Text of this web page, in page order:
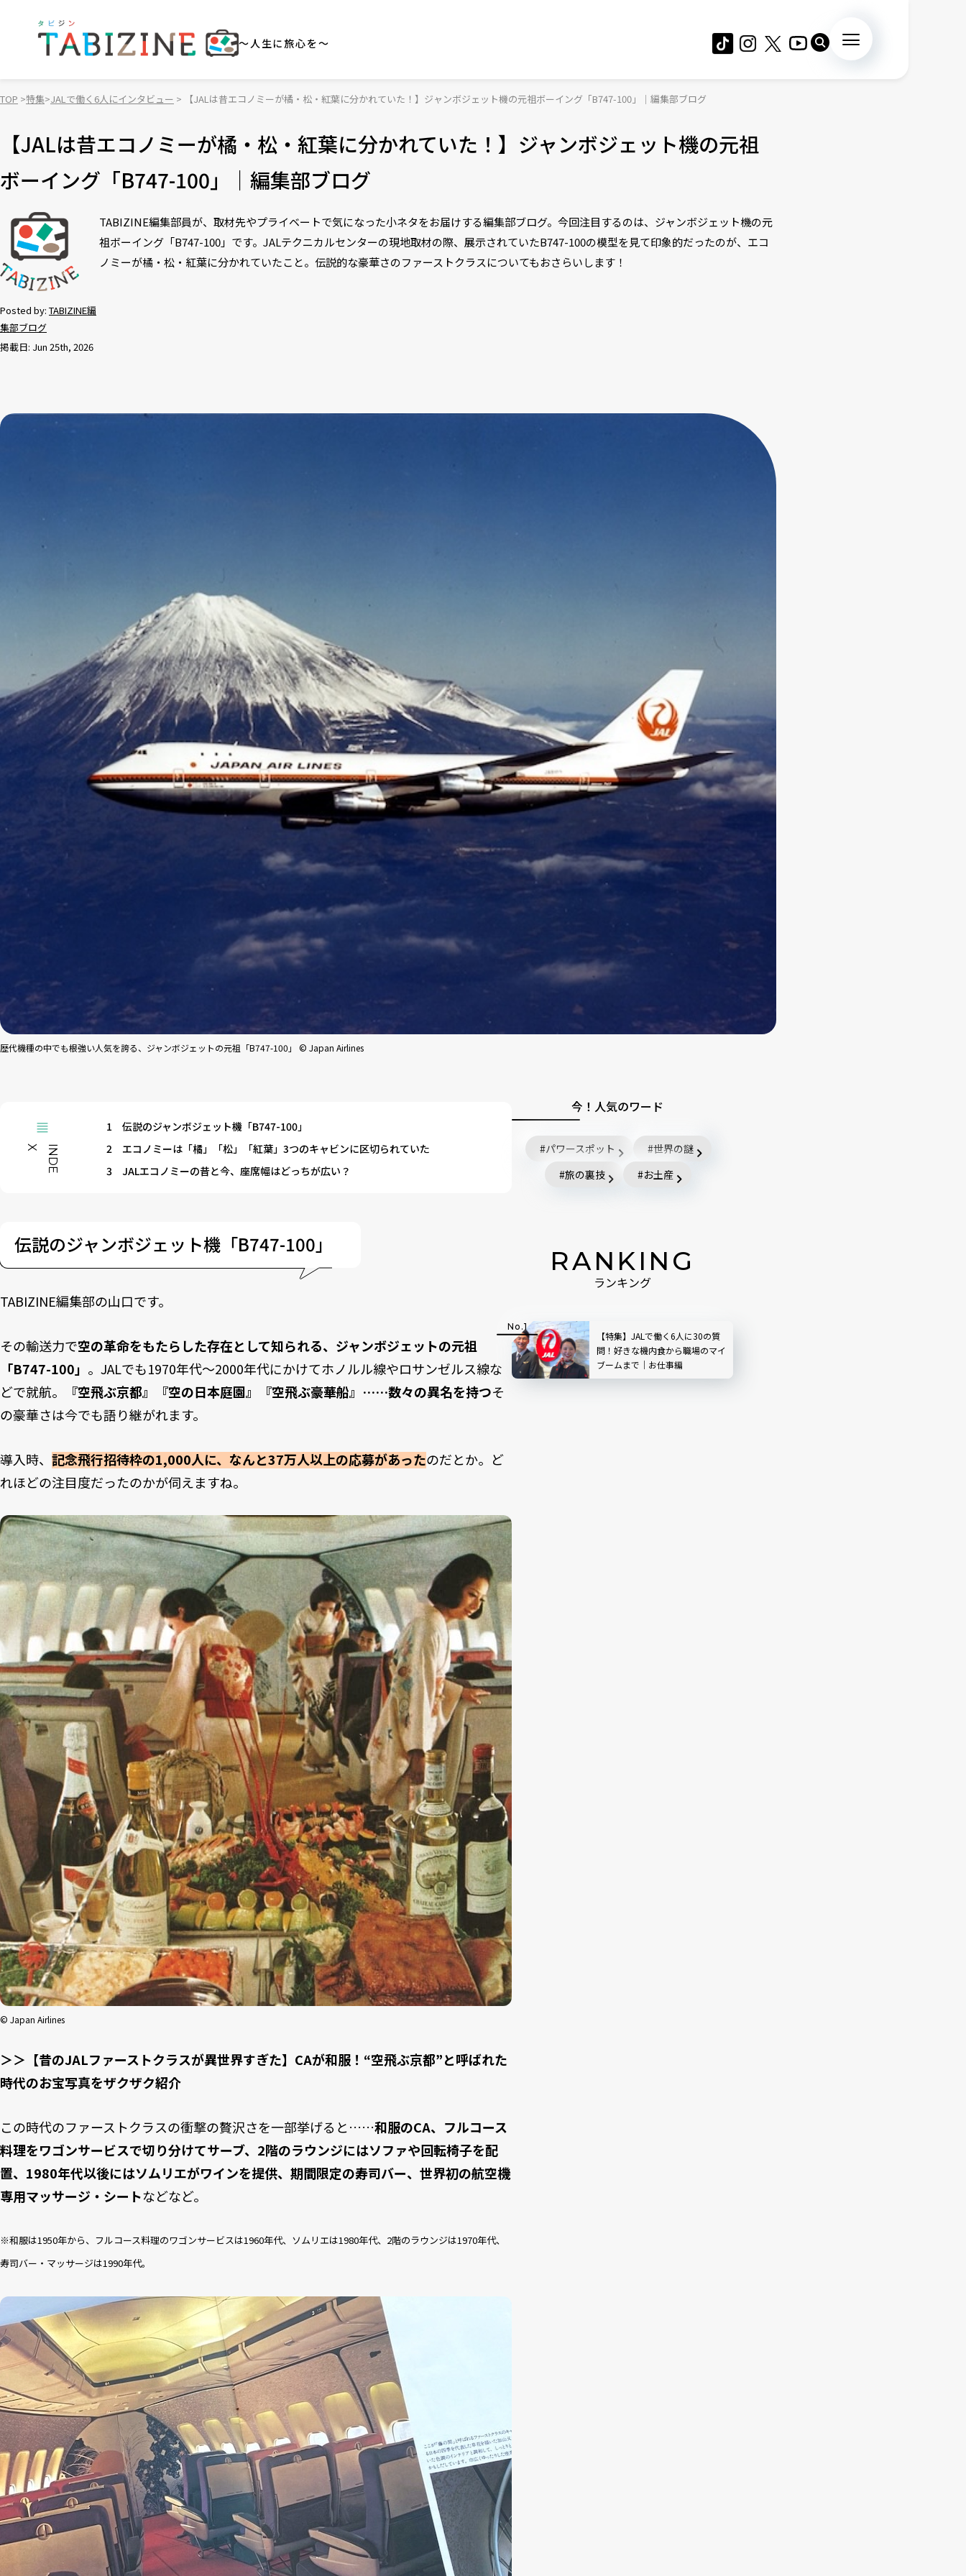
～人生に旅心を～
TOP 特集 JALで働く6人にインタビュー 【JALは昔エコノミーが橘・松・紅葉に分かれていた！】ジャンボジェット機の元祖ボーイング「B747-100」｜編集部ブログ
【JALは昔エコノミーが橘・松・紅葉に分かれていた！】ジャンボジェット機の元祖
ボーイング「B747-100」｜編集部ブログ
Posted by: TABIZINE編
集部ブログ
掲載日: Jun 25th, 2026
TABIZINE編集部員が、取材先やプライベートで気になった小ネタをお届けする編集部ブログ。今回注目するのは、ジャンボジェット機の元
祖ボーイング「B747-100」です。JALテクニカルセンターの現地取材の際、展示されていたB747-100の模型を見て印象的だったのが、エコ
ノミーが橘・松・紅葉に分かれていたこと。伝説的な豪華さのファーストクラスについてもおさらいします！
歴代機種の中でも根強い人気を誇る、ジャンボジェットの元祖「B747-100」 © Japan Airlines
I
N
D
E
X
1
伝説のジャンボジェット機「B747-100」
2
エコノミーは「橘」「松」「紅葉」3つのキャビンに区切られていた
3
JALエコノミーの昔と今、座席幅はどっちが広い？
伝説のジャンボジェット機「B747-100」
TABIZINE編集部の山口です。
その輸送力で空の革命をもたらした存在として知られる、ジャンボジェットの元祖
「B747-100」 。JALでも1970年代〜2000年代にかけてホノルル線やロサンゼルス線な
どで就航。
『空飛ぶ京都』『空の日本庭園』『空飛ぶ豪華船』……数々の異名を持つそ
の豪華さは今でも語り継がれます。
導入時、 記念飛行招待枠の1,000人に、なんと37万人以上の応募があったのだとか。ど
れほどの注目度だったのかが伺えますね。
© Japan Airlines
＞＞【昔のJALファーストクラスが異世界すぎた】CAが和服！“空飛ぶ京都”と呼ばれた
時代のお宝写真をザクザク紹介
この時代のファーストクラスの衝撃の贅沢さを一部挙げると……和服のCA、フルコース
料理をワゴンサービスで切り分けてサーブ、2階のラウンジにはソファや回転椅子を配
置、1980年代以後にはソムリエがワインを提供、期間限定の寿司バー、世界初の航空機
専用マッサージ・シートなどなど。
※和服は1950年から、フルコース料理のワゴンサービスは1960年代、ソムリエは1980年代、2階のラウンジは1970年代、
寿司バー・マッサージは1990年代。
今！人気のワード
パワースポット
世界の謎
旅の裏技
お土産
RANKING
ランキング
【特集】JALで働く6人に30の質
問！好きな機内食から職場のマイ
ブームまで｜お仕事編